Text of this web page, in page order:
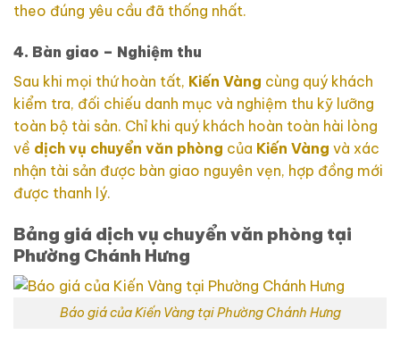
theo đúng yêu cầu đã thống nhất.
4. Bàn giao – Nghiệm thu
Sau khi mọi thứ hoàn tất, Kiến Vàng cùng quý khách
kiểm tra, đối chiếu danh mục và nghiệm thu kỹ lưỡng
toàn bộ tài sản. Chỉ khi quý khách hoàn toàn hài lòng
về dịch vụ chuyển văn phòng của Kiến Vàng và xác
nhận tài sản được bàn giao nguyên vẹn, hợp đồng mới
được thanh lý.
Bảng giá dịch vụ chuyển văn phòng tại
Phường Chánh Hưng
Báo giá của Kiến Vàng tại Phường Chánh Hưng